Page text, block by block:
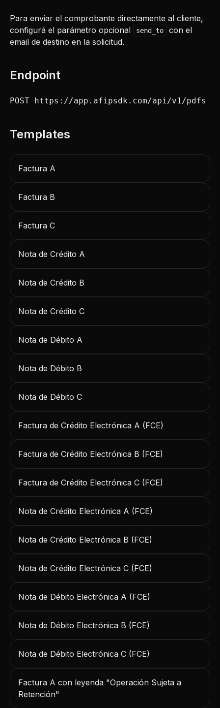
Para enviar el comprobante directamente al cliente,
configurá el parámetro opcional
send_to
con el
email de destino en la solicitud.
Endpoint
POST https://app.afipsdk.com/api/v1/pdfs
Templates
Factura A
Factura B
Factura C
Nota de Crédito A
Nota de Crédito B
Nota de Crédito C
Nota de Débito A
Nota de Débito B
Nota de Débito C
Factura de Crédito Electrónica A (FCE)
Factura de Crédito Electrónica B (FCE)
Factura de Crédito Electrónica C (FCE)
Nota de Crédito Electrónica A (FCE)
Nota de Crédito Electrónica B (FCE)
Nota de Crédito Electrónica C (FCE)
Nota de Débito Electrónica A (FCE)
Nota de Débito Electrónica B (FCE)
Nota de Débito Electrónica C (FCE)
Factura A con leyenda "Operación Sujeta a
Retención"